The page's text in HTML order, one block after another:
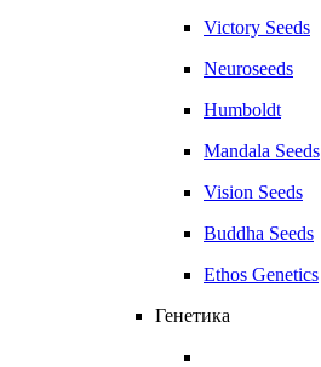
Victory Seeds
Neuroseeds
Humboldt
Mandala Seeds
Vision Seeds
Buddha Seeds
Ethos Genetics
Генетика